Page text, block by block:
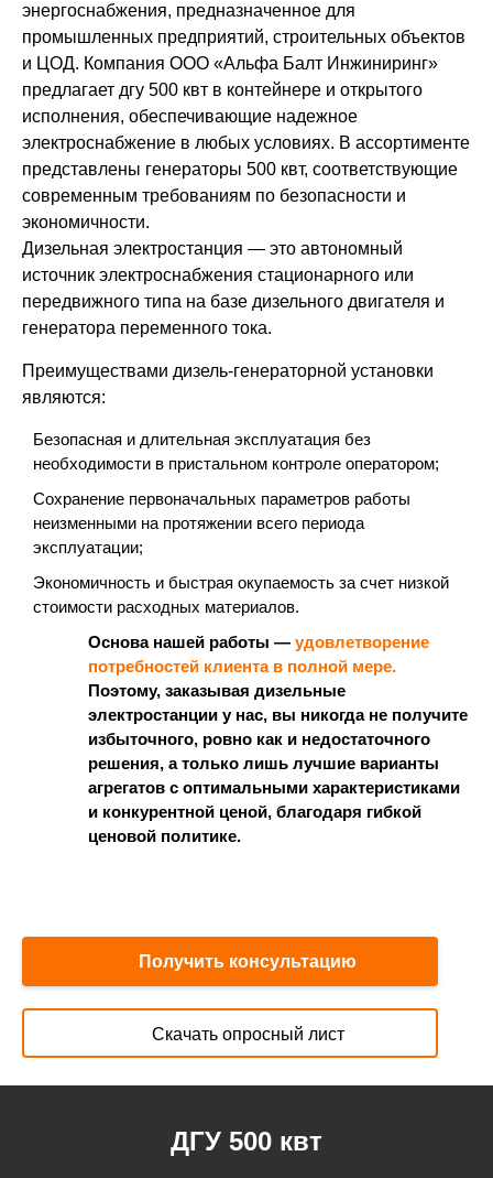
энергоснабжения, предназначенное для
промышленных предприятий, строительных объектов
и ЦОД. Компания ООО «Альфа Балт Инжиниринг»
предлагает дгу 500 квт в контейнере и открытого
исполнения, обеспечивающие надежное
электроснабжение в любых условиях. В ассортименте
представлены генераторы 500 квт, соответствующие
современным требованиям по безопасности и
экономичности.
Дизельная электростанция — это автономный
источник электроснабжения стационарного или
передвижного типа на базе дизельного двигателя и
генератора переменного тока.
Преимуществами дизель-генераторной установки
являются:
Безопасная и длительная эксплуатация без
необходимости в пристальном контроле оператором;
Сохранение первоначальных параметров работы
неизменными на протяжении всего периода
эксплуатации;
Экономичность и быстрая окупаемость за счет низкой
стоимости расходных материалов.
Основа нашей работы — удовлетворение
потребностей клиента в полной мере.
Поэтому, заказывая дизельные
электростанции у нас, вы никогда не получите
избыточного, ровно как и недостаточного
решения, а только лишь лучшие варианты
агрегатов с оптимальными характеристиками
и конкурентной ценой, благодаря гибкой
ценовой политике.
Получить консультацию
Скачать опросный лист
ДГУ 500 квт